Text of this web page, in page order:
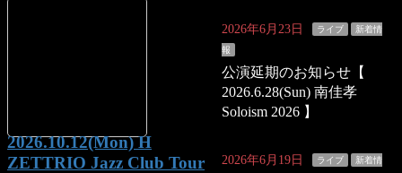
2026.10.12(Mon) H
ZETTRIO Jazz Club Tour
2026年6月23日 ライブ 新着情
報
公演延期のお知らせ【
2026.6.28(Sun) 南佳孝
Soloism 2026 】
2026年6月19日 ライブ 新着情